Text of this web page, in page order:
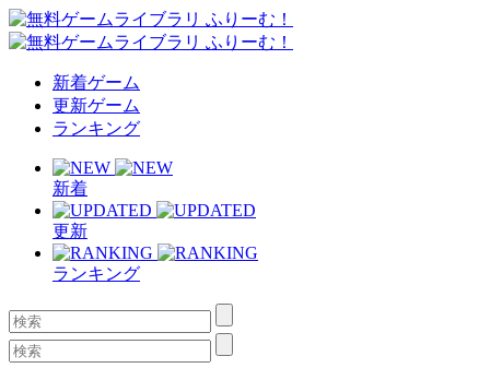
新着ゲーム
更新ゲーム
ランキング
新着
更新
ランキング